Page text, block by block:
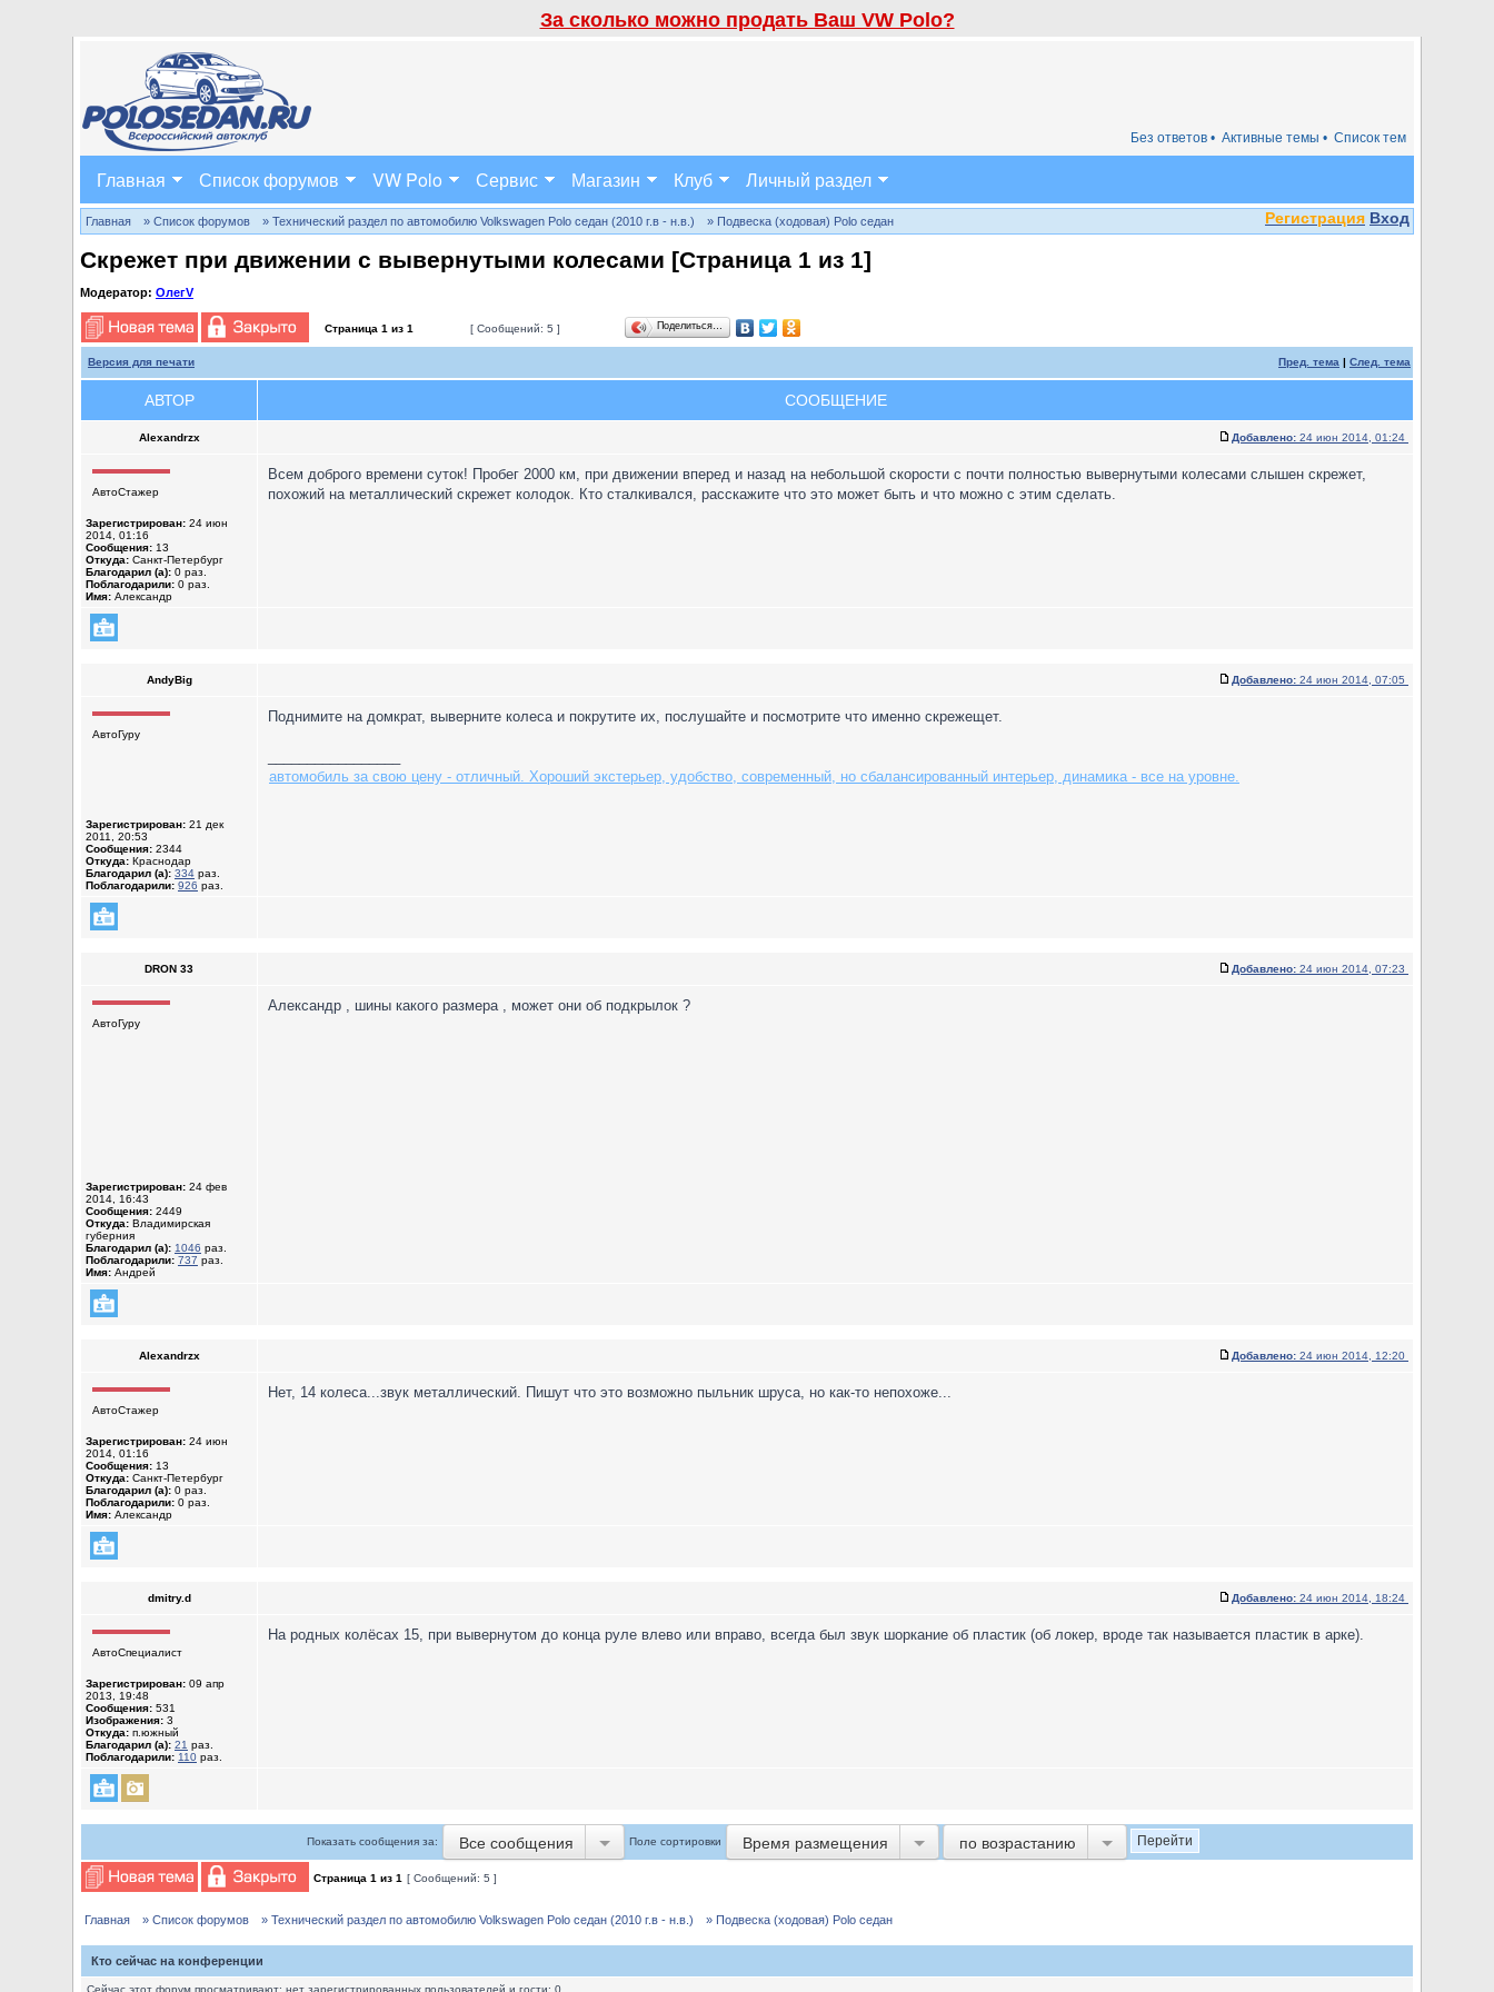
За сколько можно продать Ваш VW Polo?
Список тем
Активные темы •
Без ответов •
Главная Список форумов VW Polo Сервис Магазин Клуб Личный раздел
Регистрация Вход
Главная » Список форумов » Технический раздел по автомобилю Volkswagen Polo седан (2010 г.в - н.в.) » Подвеска (ходовая) Polo седан
Скрежет при движении с вывернутыми колесами [Страница 1 из 1]
Модератор: ОлегV
Страница 1 из 1 [ Сообщений: 5 ] Поделиться…
Версия для печати Пред. тема | След. тема
АВТОР СООБЩЕНИЕ
Alexandrzx Добавлено: 24 июн 2014, 01:24
АвтоСтажер
Зарегистрирован: 24 июн
2014, 01:16
Сообщения: 13
Откуда: Санкт-Петербург
Благодарил (а): 0 раз.
Поблагодарили: 0 раз.
Имя: Александр
Всем доброго времени суток! Пробег 2000 км, при движении вперед и назад на небольшой скорости с почти полностью вывернутыми колесами слышен скрежет,
похожий на металлический скрежет колодок. Кто сталкивался, расскажите что это может быть и что можно с этим сделать.
AndyBig Добавлено: 24 июн 2014, 07:05
АвтоГуру
Зарегистрирован: 21 дек
2011, 20:53
Сообщения: 2344
Откуда: Краснодар
Благодарил (а): 334 раз.
Поблагодарили: 926 раз.
Поднимите на домкрат, выверните колеса и покрутите их, послушайте и посмотрите что именно скрежещет.
автомобиль за свою цену - отличный. Хороший экстерьер, удобство, современный, но сбалансированный интерьер, динамика - все на уровне.
DRON 33 Добавлено: 24 июн 2014, 07:23
АвтоГуру
Зарегистрирован: 24 фев
2014, 16:43
Сообщения: 2449
Откуда: Владимирская
губерния
Благодарил (а): 1046 раз.
Поблагодарили: 737 раз.
Имя: Андрей
Александр , шины какого размера , может они об подкрылок ?
Alexandrzx Добавлено: 24 июн 2014, 12:20
АвтоСтажер
Зарегистрирован: 24 июн
2014, 01:16
Сообщения: 13
Откуда: Санкт-Петербург
Благодарил (а): 0 раз.
Поблагодарили: 0 раз.
Имя: Александр
Нет, 14 колеса...звук металлический. Пишут что это возможно пыльник шруса, но как-то непохоже...
dmitry.d Добавлено: 24 июн 2014, 18:24
АвтоСпециалист
Зарегистрирован: 09 апр
2013, 19:48
Сообщения: 531
Изображения: 3
Откуда: п.южный
Благодарил (а): 21 раз.
Поблагодарили: 110 раз.
На родных колёсах 15, при вывернутом до конца руле влево или вправо, всегда был звук шоркание об пластик (об локер, вроде так называется пластик в арке).
Показать сообщения за: Все сообщения Поле сортировки Время размещения по возрастанию
Страница 1 из 1 [ Сообщений: 5 ]
Главная » Список форумов » Технический раздел по автомобилю Volkswagen Polo седан (2010 г.в - н.в.) » Подвеска (ходовая) Polo седан
Кто сейчас на конференции
Сейчас этот форум просматривают: нет зарегистрированных пользователей и гости: 0